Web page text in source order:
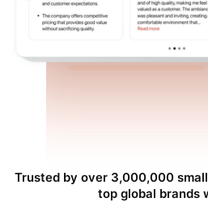
Trusted by over 3,000,000
top global brands